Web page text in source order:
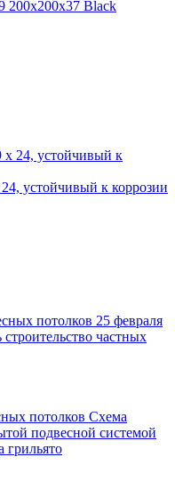
200x200x37 Black
устойчивый к коррозии
потолков 25 февраля
частных
потолков Схема
подвесной системой
грильято